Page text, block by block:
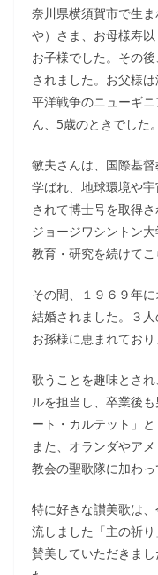
奈川県横須賀市で生
や）さま、お母様寿
お子様でした。その
されました。お父様
平洋戦争のニューギ
ん、5歳のときでした。
敏夫さんは、国際基
学ばれ、地球環境や
されて博士号を取得
ジョージワシントン
教育・研究を続けてこ
その間、１９６９年
結婚されました。３
お孫様に恵まれており
歌うことを趣味とさ
ルを担当し、卒業後
ート・カルテット」
また、オランダやア
教会の聖歌隊に加わっ
特に好きな讃美歌は
流しました「主の祈
賛美していただきま